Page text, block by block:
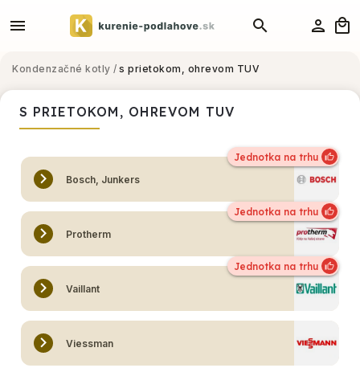
Kondenzačné kotly / s prietokom, ohrevom TUV
S PRIETOKOM, OHREVOM TUV
Bosch, Junkers
Protherm
Vaillant
Viessman